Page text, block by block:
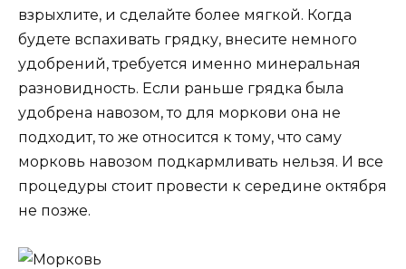
взрыхлите, и сделайте более мягкой. Когда
будете вспахивать грядку, внесите немного
удобрений, требуется именно минеральная
разновидность. Если раньше грядка была
удобрена навозом, то для моркови она не
подходит, то же относится к тому, что саму
морковь навозом подкармливать нельзя. И все
процедуры стоит провести к середине октября
не позже.